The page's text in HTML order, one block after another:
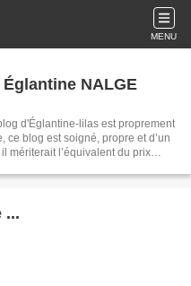
MENU
NALGE
d'Églantine-lilas est proprement
ce blog est soigné, propre et d’un
mériterait l’équivalent du prix
...